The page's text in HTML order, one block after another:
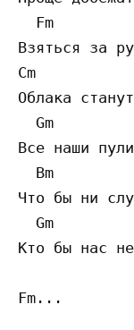
Fm
Взяться за
Cm
Облака
  Gm
Все наши
Bm
Что бы ни
  Gm
Кто бы нас